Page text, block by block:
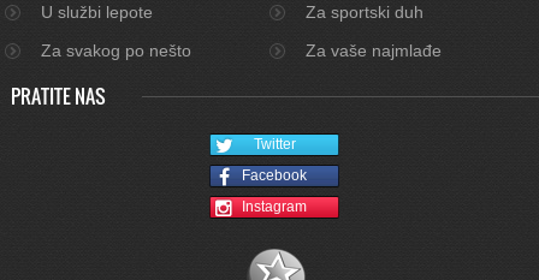
U službi lepote
Za sportski duh
Za svakog po nešto
Za vaše najmlađe
PRATITE NAS
Twitter
Facebook
Instagram